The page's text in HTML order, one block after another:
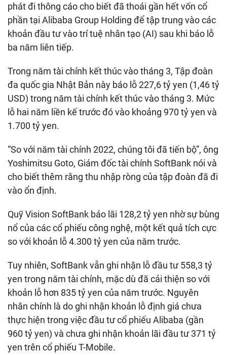
phát đi thông cáo cho biết đã thoái gần hết vốn cổ
phần tại Alibaba Group Holding để tập trung vào các
khoản đầu tư vào trí tuệ nhân tạo (AI) sau khi báo lỗ
ba năm liên tiếp.
Trong năm tài chính kết thúc vào tháng 3, Tập đoàn
đa quốc gia Nhật Bản này báo lỗ 227,6 tỷ yen (1,46 tỷ
USD) trong năm tài chính kết thúc vào tháng 3. Mức
lỗ hai năm liền kế trước đó vào khoảng 970 tỷ yen và
1.700 tỷ yen.
“So với năm tài chính 2022, chúng tôi đã tiến bộ”, ông
Yoshimitsu Goto, Giám đốc tài chính SoftBank nói và
cho biết thêm rằng thu nhập ròng của tập đoàn đã đi
vào ổn định.
Quỹ Vision SoftBank báo lãi 128,2 tỷ yen nhờ sự bùng
nổ của các cổ phiếu công nghệ, một kết quả tích cực
so với khoản lỗ 4.300 tỷ yen của năm trước.
Tuy nhiên, SoftBank vẫn ghi nhận lỗ đầu tư 558,3 tỷ
yen trong năm tài chính, mặc dù đã cải thiện so với
khoản lỗ hơn 835 tỷ yen của năm trước. Nguyên
nhân chính là do ghi nhận khoản lỗ định giá chưa
thực hiện trong việc đầu tư cổ phiếu Alibaba (gần
960 tỷ yen) và chưa ghi nhận khoản lãi đầu tư 371 tỷ
yen trên cổ phiếu T-Mobile.